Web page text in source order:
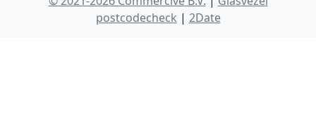
postcodecheck | 2Date